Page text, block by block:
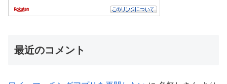
最近のコメント